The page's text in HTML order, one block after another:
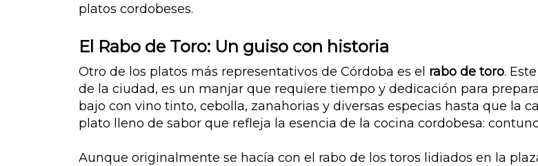
platos cordobeses.
El Rabo de Toro: Un guiso con historia
Otro de los platos más representativos de Córdoba es el rabo de toro.
de la ciudad, es un manjar que requiere tiempo y dedicación para
bajo con vino tinto, cebolla, zanahorias y diversas especias hasta que la
plato lleno de sabor que refleja la esencia de la cocina cordobesa:
Aunque originalmente se hacía con el rabo de los toros lidiados en la